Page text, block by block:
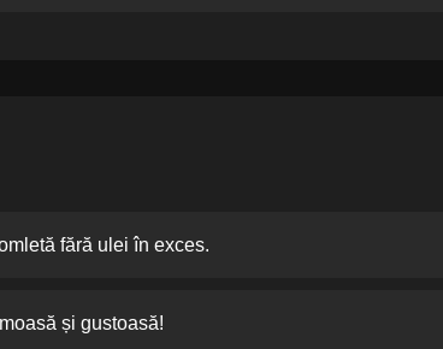
fără ulei în exces.
și gustoasă!